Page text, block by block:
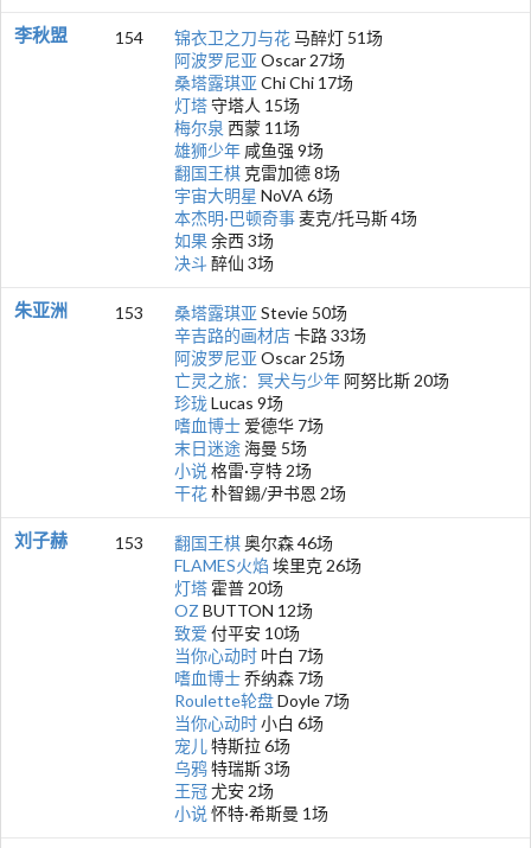
李秋盟 154 锦衣卫之刀与花马醉灯 51场
阿波罗尼亚 Oscar 27场
桑塔露琪亚 Chi Chi 17场
灯塔守塔人 15场
梅尔泉 西蒙 11场
雄狮少年 咸鱼强 9场
翻国王棋 克雷加德 8场
宇宙大明星 NoVA 6场
本杰明·巴顿奇事麦克/托马斯 4场
如果余西 3场
决斗 醉仙 3场
朱亚洲 153 桑塔露琪亚 Stevie 50场
辛吉路的画材店卡路 33场
阿波罗尼亚 Oscar 25场
亡灵之旅：冥犬与少年 阿努比斯 20场
珍珑Lucas 9场
嗜血博士 爱德华 7场
末日迷途海曼 5场
小说 格雷·亨特 2场
干花朴智錫/尹书恩 2场
刘子赫 153 翻国王棋奥尔森 46场
FLAMES火焰 埃里克 26场
灯塔 霍普 20场
OZ BUTTON 12场
致爱 付平安 10场
当你心动时 叶白 7场
嗜血博士乔纳森 7场
Roulette轮盘Doyle 7场
当你心动时小白 6场
宠儿特斯拉 6场
乌鸦特瑞斯 3场
王冠尤安 2场
小说 怀特·希斯曼 1场